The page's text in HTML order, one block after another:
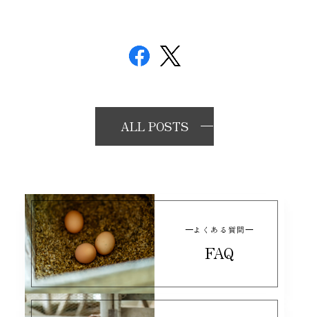
ALL POSTS
よくある質問
FAQ